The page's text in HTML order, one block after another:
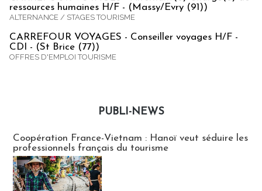
ressources humaines H/F - (Massy/Evry (91))
ALTERNANCE / STAGES TOURISME
CARREFOUR VOYAGES - Conseiller voyages H/F -
CDI - (St Brice (77))
OFFRES D'EMPLOI TOURISME
PUBLI-NEWS
Coopération France-Vietnam : Hanoï veut séduire les
professionnels français du tourisme